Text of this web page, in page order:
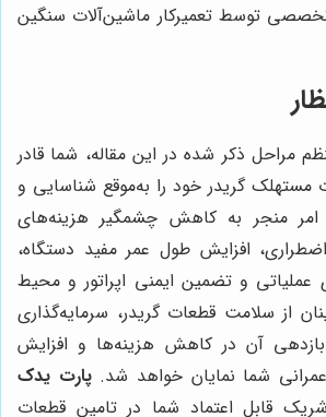
تخصصی توسط تعمیرکار ماشین‌آلات سنگین
مراحل ذکر شده در این مقاله، شما قادر
مستهلک گریدر خود را به‌موقع شناسایی و
امر منجر به کاهش چشمگیر هزینه‌های
افزایش طول عمر مفید دستگاه،
عملیاتی و تضمین ایمنی اپراتور و محیط
از سلامت قطعات گریدر، سرمایه‌گذاری
آن در کاهش هزینه‌ها و افزایش
شما نمایان خواهد شد.پارت یدک
قابل اعتماد شما در تامین قطعات